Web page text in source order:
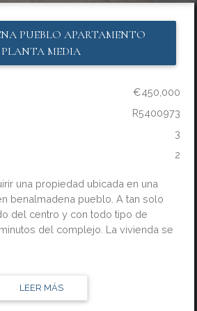
PUEBLO APARTAMENTO
PLANTA MEDIA
€450,000
R5400973
3
2
una propiedad ubicada en una
benalmadena pueblo. A tan solo
del centro y con todo tipo de
del complejo. La vivienda se
LEER MÁS